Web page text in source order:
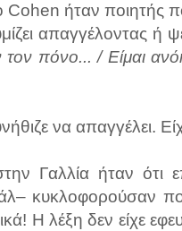
ήταν ποιητής
απαγγέλοντας ή
πόνο... / Είμαι
να απαγγέλει.
Γαλλία ήταν ότι
κυκλοφορούσαν
Η λέξη δεν είχε